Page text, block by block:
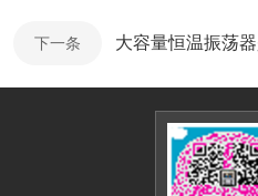
下一条 大容量恒温振荡